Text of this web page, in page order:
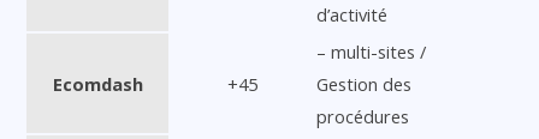
d’activité
Ecomdash +45
– multi-sites /
Gestion des
procédures